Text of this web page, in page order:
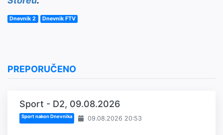
Dnevnik 2 Dnevnik FTV
PREPORUČENO
Sport - D2, 09.08.2026
Sport nakon Dnevnika 09.08.2026 20:53